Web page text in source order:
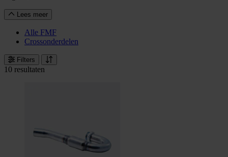
Lees meer
Alle FMF
Crossonderdelen
Filters
10 resultaten